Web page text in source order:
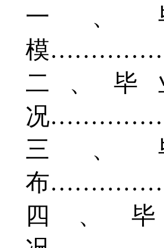
一、
模
二、毕
况
三、
布
四、